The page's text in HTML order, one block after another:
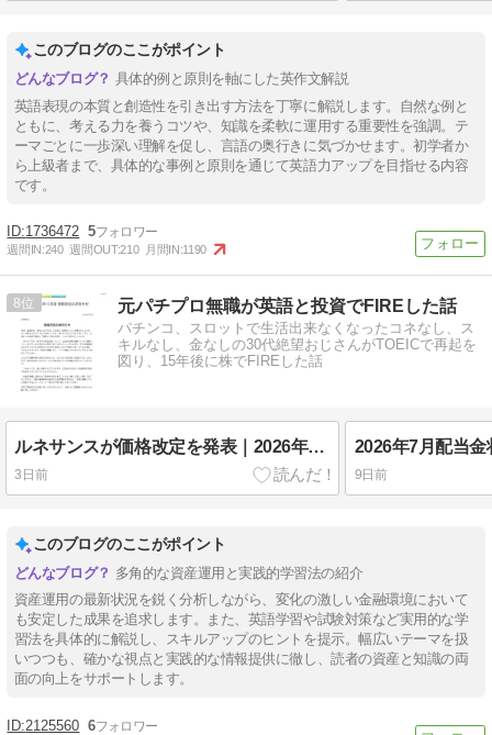
このブログのここがポイント
具体的例と原則を軸にした英作文解説
英語表現の本質と創造性を引き出す方法を丁寧に解説します。自然な例と
ともに、考える力を養うコツや、知識を柔軟に運用する重要性を強調。テ
ーマごとに一歩深い理解を促し、言語の奥行きに気づかせます。初学者か
ら上級者まで、具体的な事例と原則を通じて英語力アップを目指せる内容
です。
1736472 5
週間IN:240 週間OUT:210 月間IN:1190
8 元パチプロ無職が英語と投資でFIREした話
パチンコ、スロットで生活出来なくなったコネなし、ス
キルなし、金なしの30代絶望おじさんがTOEICで再起を
図り、15年後に株でFIREした話
ルネサンスが価格改定を発表｜2026年10月からの月会費値上げまとめ
3日前
2026年7月配当
9日前
このブログのここがポイント
多角的な資産運用と実践的学習法の紹介
資産運用の最新状況を鋭く分析しながら、変化の激しい金融環境において
も安定した成果を追求します。また、英語学習や試験対策など実用的な学
習法を具体的に解説し、スキルアップのヒントを提示。幅広いテーマを扱
いつつも、確かな視点と実践的な情報提供に徹し、読者の資産と知識の両
面の向上をサポートします。
2125560 6